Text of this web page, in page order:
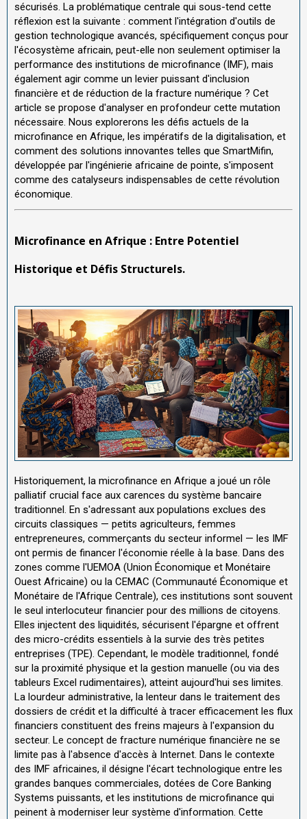
sécurisés. La problématique centrale qui sous-tend cette
réflexion est la suivante : comment l'intégration d'outils de
gestion technologique avancés, spécifiquement conçus pour
l'écosystème africain, peut-elle non seulement optimiser la
performance des institutions de microfinance (IMF), mais
également agir comme un levier puissant d'inclusion
financière et de réduction de la fracture numérique ? Cet
article se propose d'analyser en profondeur cette mutation
nécessaire. Nous explorerons les défis actuels de la
microfinance en Afrique, les impératifs de la digitalisation, et
comment des solutions innovantes telles que SmartMifin,
développée par l'ingénierie africaine de pointe, s'imposent
comme des catalyseurs indispensables de cette révolution
économique.
Microfinance en Afrique : Entre Potentiel
Historique et Défis Structurels.
Historiquement, la microfinance en Afrique a joué un rôle
palliatif crucial face aux carences du système bancaire
traditionnel. En s'adressant aux populations exclues des
circuits classiques — petits agriculteurs, femmes
entrepreneures, commerçants du secteur informel — les IMF
ont permis de financer l'économie réelle à la base. Dans des
zones comme l'UEMOA (Union Économique et Monétaire
Ouest Africaine) ou la CEMAC (Communauté Économique et
Monétaire de l'Afrique Centrale), ces institutions sont souvent
le seul interlocuteur financier pour des millions de citoyens.
Elles injectent des liquidités, sécurisent l'épargne et offrent
des micro-crédits essentiels à la survie des très petites
entreprises (TPE). Cependant, le modèle traditionnel, fondé
sur la proximité physique et la gestion manuelle (ou via des
tableurs Excel rudimentaires), atteint aujourd'hui ses limites.
La lourdeur administrative, la lenteur dans le traitement des
dossiers de crédit et la difficulté à tracer efficacement les flux
financiers constituent des freins majeurs à l'expansion du
secteur. Le concept de fracture numérique financière ne se
limite pas à l'absence d'accès à Internet. Dans le contexte
des IMF africaines, il désigne l'écart technologique entre les
grandes banques commerciales, dotées de Core Banking
Systems puissants, et les institutions de microfinance qui
peinent à moderniser leur système d'information. Cette